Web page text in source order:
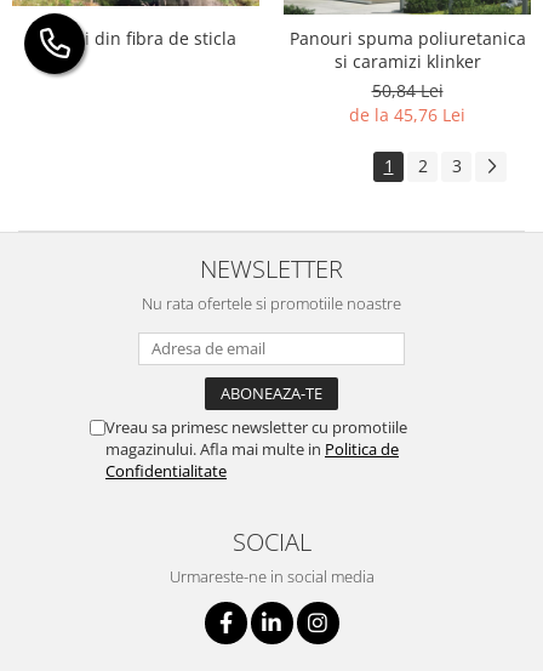
Poduri din fibra de sticla
Panouri spuma poliuretanica
si caramizi klinker
50,84 Lei
de la 45,76 Lei
1 2 3
NEWSLETTER
Nu rata ofertele si promotiile noastre
Vreau sa primesc newsletter cu promotiile
magazinului. Afla mai multe in Politica de
Confidentialitate
SOCIAL
Urmareste-ne in social media